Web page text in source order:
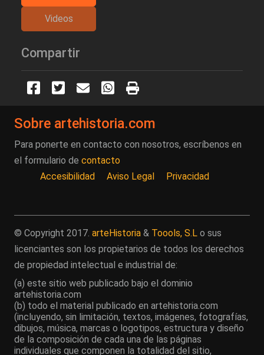
Videos
Compartir
Sobre artehistoria.com
Para ponerte en contacto con nosotros, escríbenos en
el formulario de contacto
Accesibilidad
Aviso Legal Privacidad
© Copyright 2017. arteHistoria & Toools, S.L o sus
licenciantes son los propietarios de todos los derechos
de propiedad intelectual e industrial de:
(a) este sitio web publicado bajo el dominio
artehistoria.com
(b) todo el material publicado en artehistoria.com
(incluyendo, sin limitación, textos, imágenes, fotografías,
dibujos, música, marcas o logotipos, estructura y diseño
de la composición de cada una de las páginas
individuales que componen la totalidad del sitio,